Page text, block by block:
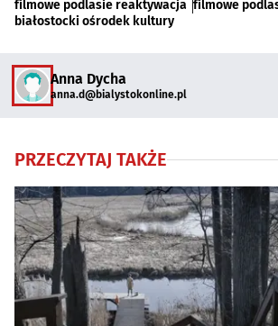
filmowe podlasie reaktywacja filmowe
białostocki ośrodek kultury
Anna Dycha
anna.d@bialystokonline.pl
PRZECZYTAJ TAKŻE